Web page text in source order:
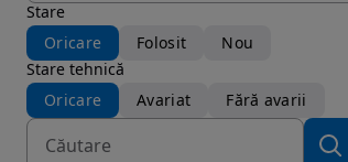
Stare
Oricare
Folosit
Nou
Stare tehnică
Oricare
Avariat Fără avarii